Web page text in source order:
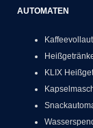
AUTOMATEN
KLIX